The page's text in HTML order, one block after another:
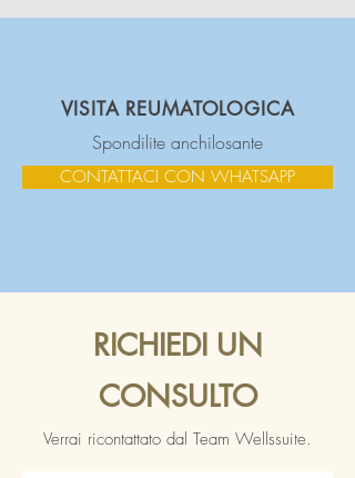
VISITA REUMATOLOGICA
Spondilite anchilosante
CONTATTACI CON WHATSAPP
RICHIEDI UN
CONSULTO
Verrai ricontattato dal Team Wellssuite.